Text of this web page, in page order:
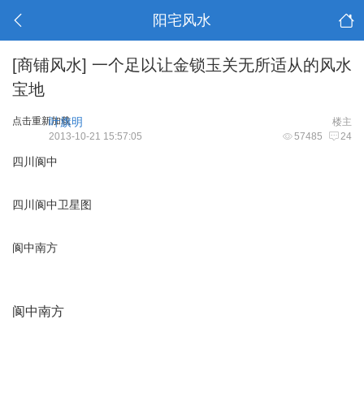
阳宅风水
[商铺风水] 一个足以让金锁玉关无所适从的风水
宝地
点击重新加载 楼主
叶旗明
57485 24
2013-10-21 15:57:05
四川阆中
四川阆中卫星图
阆中南方
阆中南方